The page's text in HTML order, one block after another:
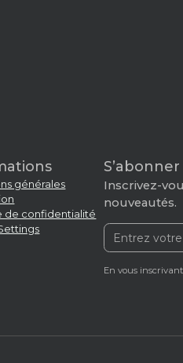
générales
de confidentialité
S’abonner
Inscrivez-
nouveautés.
En vous